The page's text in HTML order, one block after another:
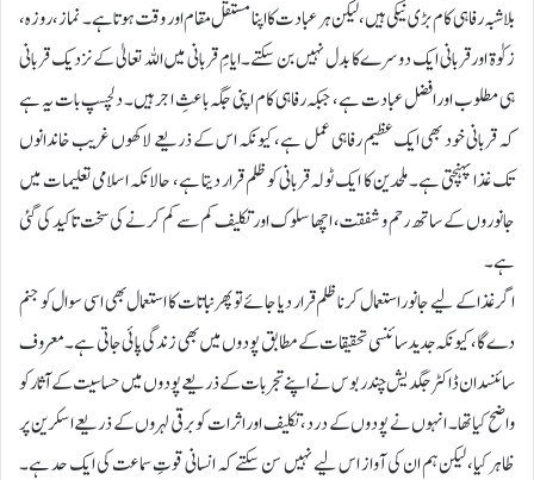
بلاشبہ رفاہی کام بڑی نیکی ہیں، لیکن ہر عبادت کا اپنا مستقل مقام اور وقت ہوتا ہے۔ نماز، روزہ،
زکوٰۃ اور قربانی ایک دوسرے کا بدل نہیں بن سکتے۔ ایامِ قربانی میں اللہ تعالیٰ کے نزدیک قربانی
ہی مطلوب اور افضل عبادت ہے، جبکہ رفاہی کام اپنی جگہ باعثِ اجر ہیں۔ دلچسپ بات یہ ہے
کہ قربانی خود بھی ایک عظیم رفاہی عمل ہے، کیونکہ اس کے ذریعے لاکھوں غریب خاندانوں
تک غذا پہنچتی ہے۔ملحدین کا ایک ٹولہ قربانی کو ظلم قرار دیتا ہے، حالانکہ اسلامی تعلیمات میں
جانوروں کے ساتھ رحم و شفقت، اچھا سلوک اور تکلیف کم سے کم کرنے کی سخت تاکید کی گئی
ہے۔
اگر غذا کے لیے جانور استعمال کرنا ظلم قرار دیا جائے تو پھر نباتات کا استعمال بھی اسی سوال کو جنم
دے گا، کیونکہ جدید سائنسی تحقیقات کے مطابق پودوں میں بھی زندگی پائی جاتی ہے۔ معروف
سائنسدان ڈاکٹر جگدیش چندر بوس نے اپنے تجربات کے ذریعے پودوں میں حساسیت کے آثار کو
واضح کیا تھا۔ انہوں نے پودوں کے درد، تکلیف اور اثرات کو برقی لہروں کے ذریعے اسکرین پر
ظاہر کیا، لیکن ہم ان کی آواز اس لیے نہیں سن سکتے کہ انسانی قوتِ سماعت کی ایک حد ہے۔